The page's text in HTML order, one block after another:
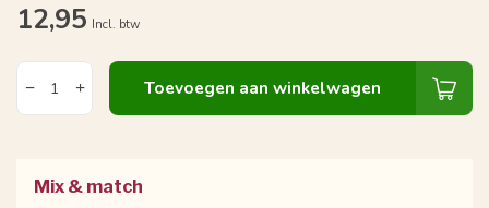
12,95 Incl. btw
Toevoegen aan winkelwagen
Mix & match